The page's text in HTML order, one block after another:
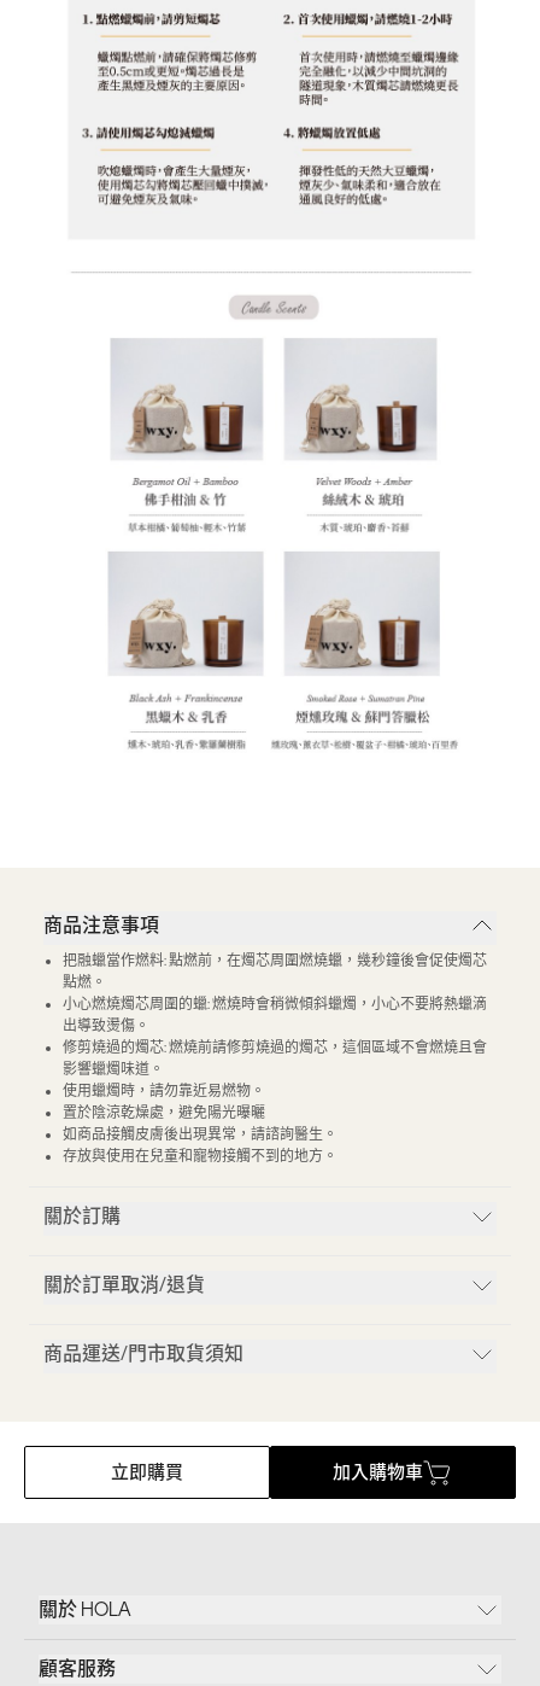
商品注意事項
把融蠟當作燃料: 點燃前，在燭芯周圍燃燒蠟，幾秒鐘後會促使燭芯
點燃。
小心燃燒燭芯周圍的蠟: 燃燒時會稍微傾斜蠟燭，小心不要將熱蠟滴
出導致燙傷。
修剪燒過的燭芯: 燃燒前請修剪燒過的燭芯，這個區域不會燃燒且會
影響蠟燭味道。
使用蠟燭時，請勿靠近易燃物。
置於陰涼乾燥處，避免陽光曝曬
如商品接觸皮膚後出現異常，請諮詢醫生。
存放與使用在兒童和寵物接觸不到的地方。
關於訂購
關於訂單取消/退貨
商品運送/門市取貨須知
立即購買 加入購物車
關於 HOLA
顧客服務